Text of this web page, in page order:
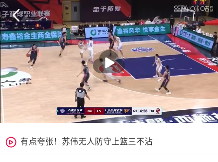

 有点夸张！苏伟无人防守上篮三不沾